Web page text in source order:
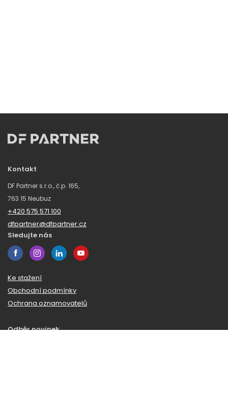
Kontakt
DF Partner s.r.o., č.p. 165,
763 15 Neubuz
+420 575 571 100
dfpartner@dfpartner.cz
Sledujte nás
Ke stažení
Obchodní podmínky
Ochrana oznamovatelů
Odběr novinek